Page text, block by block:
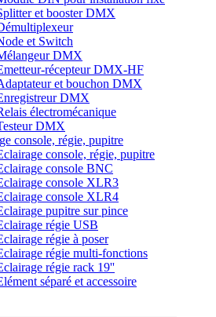
et booster DMX
et Switch
DMX
récepteur DMX-HF
et bouchon DMX
DMX
électromécanique
DMX
console, régie, pupitre
console, régie, pupitre
console BNC
console XLR3
console XLR4
pupitre sur pince
régie USB
régie à poser
régie multi-fonctions
régie rack 19''
séparé et accessoire